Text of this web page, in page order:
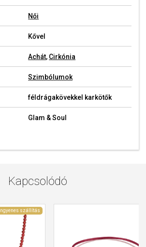
Női
Kővel
Achát, Cirkónia
Szimbólumok
féldrágakövekkel karkötők
Glam & Soul
Kapcsolódó
Ingyenes szállítás